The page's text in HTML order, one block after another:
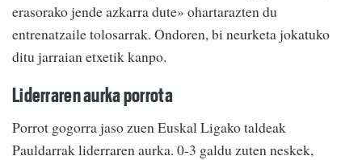
erasorako jende azkarra dute» ohartarazten du
entrenatzaile tolosarrak. Ondoren, bi neurketa jokatuko
ditu jarraian etxetik kanpo.
Liderraren aurka porrota
Porrot gogorra jaso zuen Euskal Ligako taldeak
Pauldarrak liderraren aurka. 0-3 galdu zuten neskek,